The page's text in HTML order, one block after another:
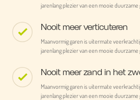
jarenlang plezier van een mooie duurzame
Nooit meer verticuteren
Maanvormig garen is uitermate
jarenlang plezier van een mooie duurzame
Nooit meer zand in het
Maanvormig garen is uitermate
jarenlang plezier van een mooie duurzame